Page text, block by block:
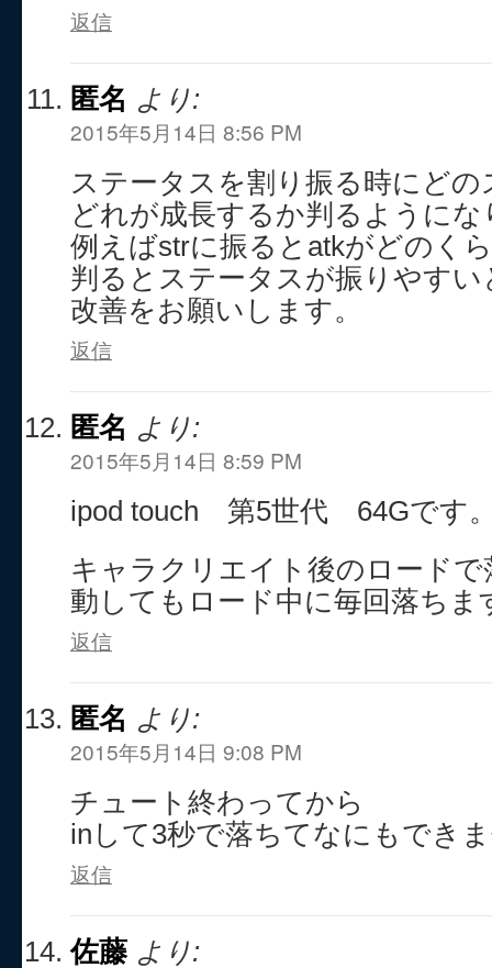
返信
匿名 より:
2015年5月14日 8:56 PM
ステータスを割り振る時にど
どれが成長するか判るように
例えばstrに振るとatkがどのく
判るとステータスが振りやすい
改善をお願いします。
返信
匿名 より:
2015年5月14日 8:59 PM
ipod touch 第5世代 64Gです
キャラクリエイト後のロード
動してもロード中に毎回落ちま
返信
匿名 より:
2015年5月14日 9:08 PM
チュート終わってから
inして3秒で落ちてなにもでき
返信
佐藤 より: